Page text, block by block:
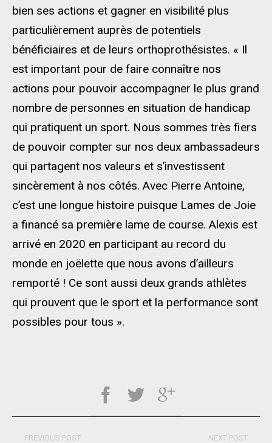
bien ses actions et gagner en visibilité plus
particulièrement auprès de potentiels
bénéficiaires et de leurs orthoprothésistes. « Il
est important pour de faire connaître nos
actions pour pouvoir accompagner le plus grand
nombre de personnes en situation de handicap
qui pratiquent un sport. Nous sommes très fiers
de pouvoir compter sur nos deux ambassadeurs
qui partagent nos valeurs et s’investissent
sincèrement à nos côtés. Avec Pierre Antoine,
c’est une longue histoire puisque Lames de Joie
a financé sa première lame de course. Alexis est
arrivé en 2020 en participant au record du
monde en joëlette que nous avons d’ailleurs
remporté ! Ce sont aussi deux grands athlètes
qui prouvent que le sport et la performance sont
possibles pour tous ».
PREVIOUS POST NEXT POST